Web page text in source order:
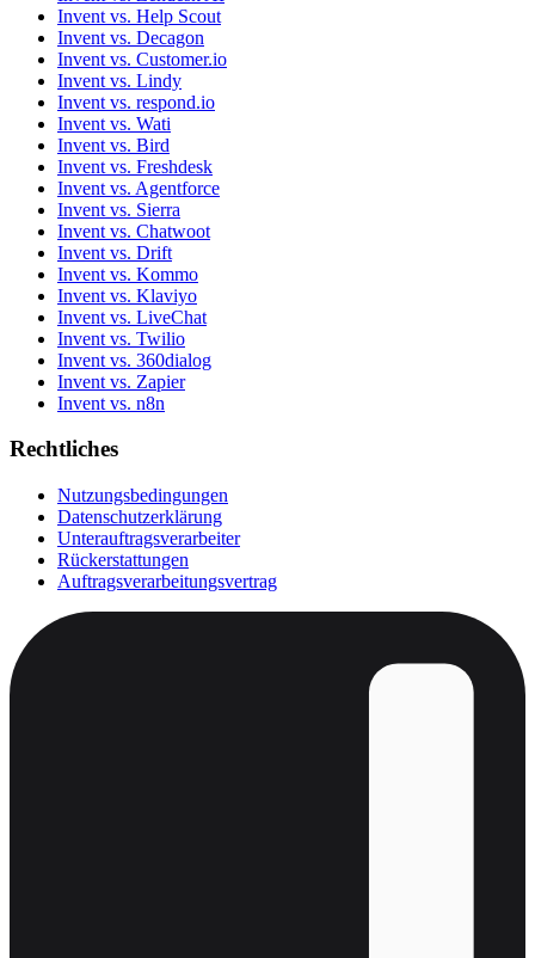
Invent vs. Help Scout
Invent vs. Decagon
Invent vs. Customer.io
Invent vs. Lindy
Invent vs. respond.io
Invent vs. Wati
Invent vs. Bird
Invent vs. Freshdesk
Invent vs. Agentforce
Invent vs. Sierra
Invent vs. Chatwoot
Invent vs. Drift
Invent vs. Kommo
Invent vs. Klaviyo
Invent vs. LiveChat
Invent vs. Twilio
Invent vs. 360dialog
Invent vs. Zapier
Invent vs. n8n
Rechtliches
Nutzungsbedingungen
Datenschutzerklärung
Unterauftragsverarbeiter
Rückerstattungen
Auftragsverarbeitungsvertrag